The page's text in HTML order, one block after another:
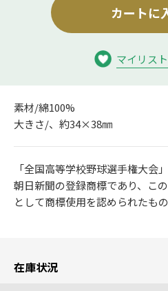
カートに
マイリス
素材/綿100%
大きさ/、約34×38㎜
「全国高等学校野球選手権大会
朝日新聞の登録商標であり、こ
として商標使用を認められたも
在庫状況